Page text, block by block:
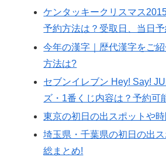
ケンタッキークリスマス
予約方法は？受取日、当日
今年の漢字｜歴代漢字をご
方法は?
セブンイレブン Hey! Say!
ズ・1番くじ内容は？予約可
東京の初日の出スポットや時
埼玉県・千葉県の初日の出
総まとめ!